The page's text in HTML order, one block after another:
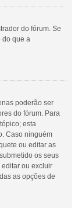
do fórum. Se
do que a
poderão ser
do fórum. Para
esta
Caso ninguém
ou editar as
os seus
ou excluir
as opções de